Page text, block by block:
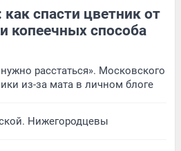
спасти цветник от
копеечных способа
расстаться». Московского
из-за мата в личном блоге
Нижегородцевы